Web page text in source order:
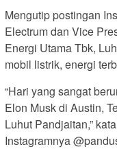
Mengutip postingan
Electrum dan Vice
Energi Utama Tbk,
mobil listrik, energi
“Hari yang sangat
Elon Musk di Austin,
Luhut Pandjaitan,”
Instagramnya